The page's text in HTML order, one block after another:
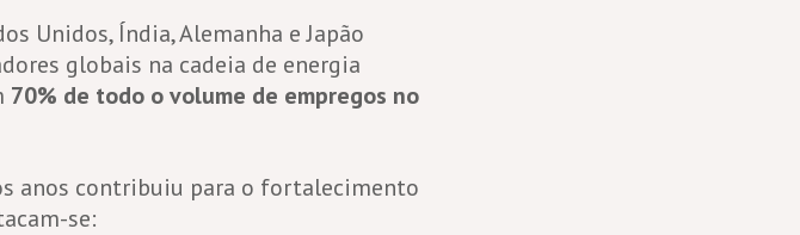
Unidos, Índia, Alemanha e Japão
globais na cadeia de energia
70% de todo o volume de empregos no
anos contribuiu para o fortalecimento
se: